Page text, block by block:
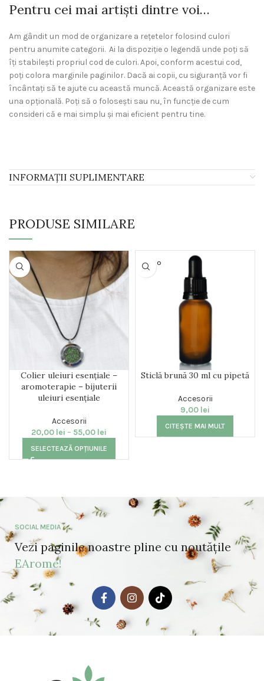
Pentru cei mai artiști dintre voi…
Am gândit un mod de organizare a rețetelor folosind culori
pentru anumite categorii. Ai la dispoziție o legendă unde poți să
îți stabilești propriul cod de culori. Apoi, conform acestui cod,
poți colora marginile paginilor. Dacă ai copii, cu siguranță vor fi
încântați să te ajute cu această muncă. Această organizare este
una opțională. Poți să o folosești sau nu, în funcție de cum
consideri că e mai simplu și mai eficient pentru tine.
INFORMAȚII SUPLIMENTARE
PRODUSE SIMILARE
Colier uleiuri esențiale –
aromoterapie – bijuterii
uleiuri esențiale
Accesorii
20,00 lei – 55,00 lei
SELECTEAZĂ OPȚIUNILE
SOLD O
UT
Sticlă brună 30 ml cu pipetă
Accesorii
9,00 lei
CITEȘTE MAI MULT
SOCIAL MEDIA
Vezi paginile noastre pline cu noutățile
EArome!